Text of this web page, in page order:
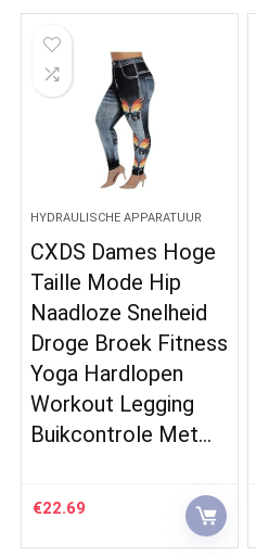
HYDRAULISCHE APPARATUUR
CXDS Dames Hoge
Taille Mode Hip
Naadloze Snelheid
Droge Broek Fitness
Yoga Hardlopen
Workout Legging
Buikcontrole Met…
€22.69